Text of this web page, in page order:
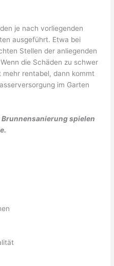
je nach vorliegenden
ausgeführt. Etwa bei
Stellen der anliegenden
die Schäden zu schwer
rentabel, dann kommt
im Garten
Brunnensanierung spielen